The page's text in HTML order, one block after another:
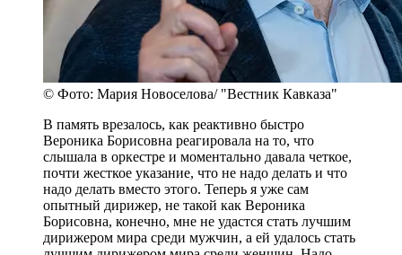
© Фото: Мария Новоселова/ "Вестник Кавказа"
В память врезалось, как реактивно быстро
Вероника Борисовна реагировала на то, что
слышала в оркестре и моментально давала четкое,
почти жесткое указание, что не надо делать и что
надо делать вместо этого. Теперь я уже сам
опытный дирижер, не такой как Вероника
Борисовна, конечно, мне не удастся стать лучшим
дирижером мира среди мужчин, а ей удалось стать